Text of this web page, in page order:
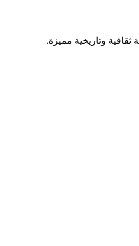
وتاريخية مميزة.